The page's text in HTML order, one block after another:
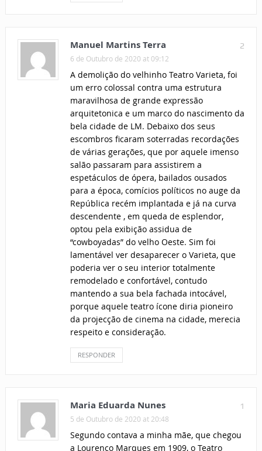
2
Manuel Martins Terra
6 de Outubro de 2020 at 09:12
A demolição do velhinho Teatro Varieta, foi
um erro colossal contra uma estrutura
maravilhosa de grande expressão
arquitetonica e um marco do nascimento da
bela cidade de LM. Debaixo dos seus
escombros ficaram soterradas recordações
de várias gerações, que por aquele imenso
salão passaram para assistirem a
espetáculos de ópera, bailados ousados
para a época, comícios políticos no auge da
República recém implantada e já na curva
descendente , em queda de esplendor,
optou pela exibição assidua de
“cowboyadas” do velho Oeste. Sim foi
lamentável ver desaparecer o Varieta, que
poderia ver o seu interior totalmente
remodelado e confortável, contudo
mantendo a sua bela fachada intocável,
porque aquele teatro ícone diria pioneiro
da projecção de cinema na cidade, merecia
respeito e consideração.
RESPONDER
1
Maria Eduarda Nunes
5 de Outubro de 2020 at 20:48
Segundo contava a minha mãe, que chegou
a Lourenço Marques em 1909, o Teatro